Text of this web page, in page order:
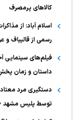
کالا‌های پرمصرف
اسلام آباد: از
رسمی از قالیباف و
داستان و زمان
دستگیری مرد
توسط پلیس